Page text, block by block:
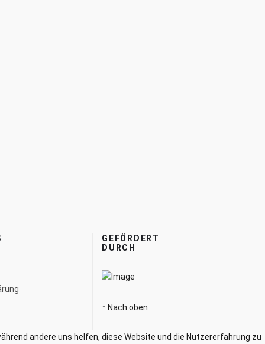
GEFÖRDERT
DURCH
↑ Nach oben
andere uns helfen, diese Website und die Nutzererfahrung zu